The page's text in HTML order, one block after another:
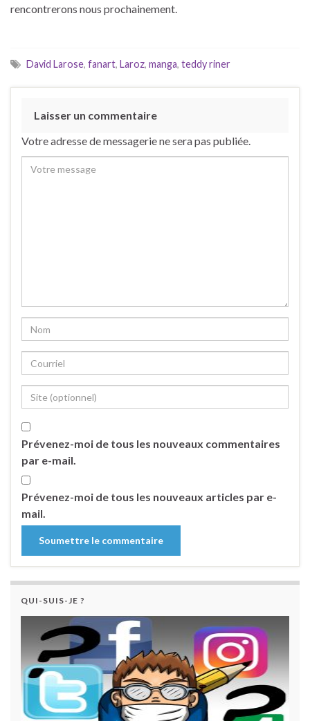
rencontrerons nous prochainement.
David Larose, fanart, Laroz, manga, teddy riner
Laisser un commentaire
Votre adresse de messagerie ne sera pas publiée.
Prévenez-moi de tous les nouveaux commentaires
par e-mail.
Prévenez-moi de tous les nouveaux articles par e-
mail.
QUI-SUIS-JE ?